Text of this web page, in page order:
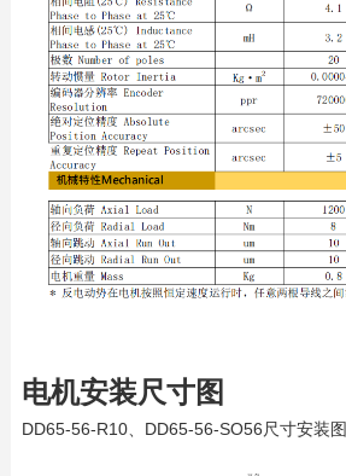
电机安装尺寸图
DD65-56-R10、DD65-56-SO56尺寸安装图